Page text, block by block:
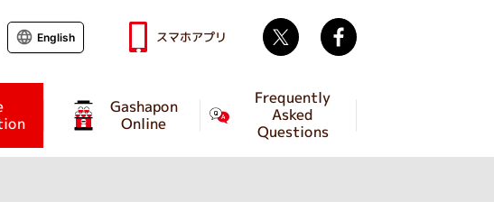
Gashapon
Online
Frequently
Asked
Questions
English スマホアプリ Twitter